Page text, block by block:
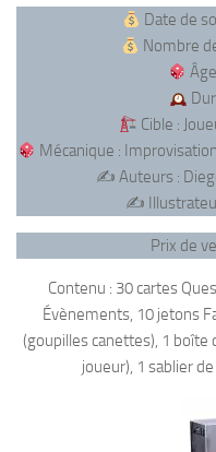
Date de
Nombre
Cible :
Mécanique :
✍️ Auteurs :
✍️
Prix de
Contenu : 30 cartes
Évènements, 10 jetons
(goupilles canettes), 1 boîte
joueur), 1 sablier